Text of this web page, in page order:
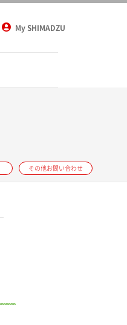
My SHIMADZU
その他お問い合わせ